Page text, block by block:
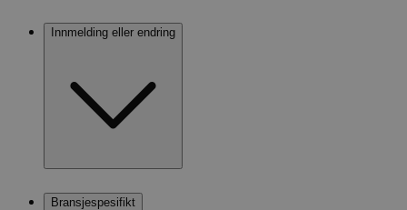
Innmelding eller endring
Bransjespesifikt